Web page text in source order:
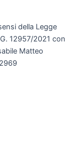
della Legge
12957/2021 con
Matteo